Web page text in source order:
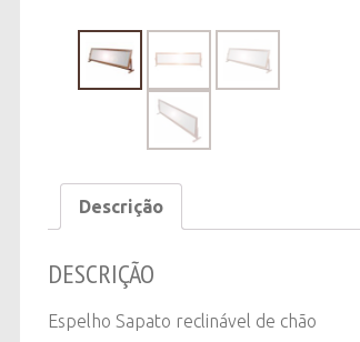
Descrição
DESCRIÇÃO
Espelho Sapato reclinável de chão